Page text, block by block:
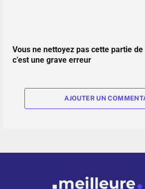
Vous ne nettoyez pas cette partie
c’est une grave erreur
AJOUTER UN